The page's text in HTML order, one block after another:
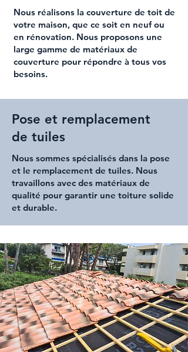
Nous réalisons la couverture de toit de
votre maison, que ce soit en neuf ou
en rénovation. Nous proposons une
large gamme de matériaux de
couverture pour répondre à tous vos
besoins.
Pose et remplacement
de tuiles
Nous sommes spécialisés dans la pose
et le remplacement de tuiles. Nous
travaillons avec des matériaux de
qualité pour garantir une toiture solide
et durable.